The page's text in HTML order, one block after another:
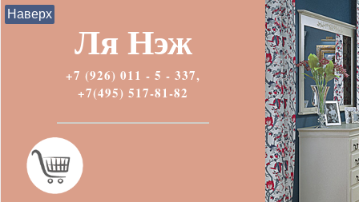
Ля Нэж
+7 (926) 011 - 5 - 337,
+7(495) 517-81-82
Наверх